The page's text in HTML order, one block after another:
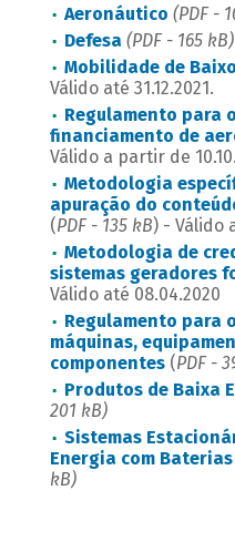
Aeronáutico (PDF -
Defesa (PDF - 165
Mobilidade de
Válido até 31.12.2021.
Regulamento para
financiamento de
Válido a partir de
Metodologia
apuração do
(PDF - 135 kB) - Válido
Metodologia de
sistemas geradores
Válido até 08.04.2020
Regulamento para
máquinas,
componentes(PDF -
Produtos de Baixa
201 kB)
Sistemas
Energia com
kB)